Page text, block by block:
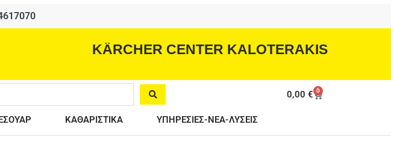
KÄRCHER CENTER KALOTERAKIS
0,00€ 0
Cart
ΚΑΘΑΡΙΣΤΙΚΑ ΥΠΗΡΕΣΙΕΣ-ΝΕΑ-ΛΥΣΕΙΣ